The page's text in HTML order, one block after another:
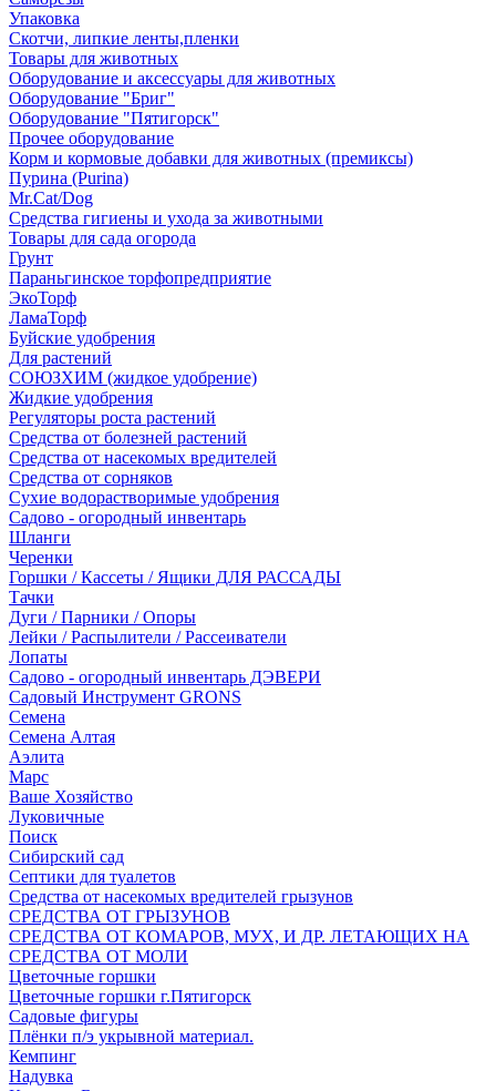
Упаковка
Скотчи, липкие ленты,пленки
Товары для животных
Оборудование и аксессуары для животных
Оборудование "Бриг"
Оборудование "Пятигорск"
Прочее оборудование
Корм и кормовые добавки для животных (премиксы)
Пурина (Purina)
Mr.Cat/Dog
Средства гигиены и ухода за животными
Товары для сада огорода
Грунт
Параньгинское торфопредприятие
ЭкоТорф
ЛамаТорф
Буйские удобрения
Для растений
СОЮЗХИМ (жидкое удобрение)
Жидкие удобрения
Регуляторы роста растений
Средства от болезней растений
Средства от насекомых вредителей
Средства от сорняков
Сухие водорастворимые удобрения
Садово - огородный инвентарь
Шланги
Черенки
Горшки / Кассеты / Ящики ДЛЯ РАССАДЫ
Тачки
Дуги / Парники / Опоры
Лейки / Распылители / Рассеиватели
Лопаты
Садово - огородный инвентарь ДЭВЕРИ
Садовый Инструмент GRONS
Семена
Семена Алтая
Аэлита
Марс
Ваше Хозяйство
Луковичные
Поиск
Сибирский сад
Септики для туалетов
Средства от насекомых вредителей грызунов
СPEДСТВА ОТ ГРЫЗУНОВ
СРЕДСТВА ОТ КОМАРОВ, МУХ, И ДР. ЛЕТАЮЩИХ НА
СРЕДСТВА ОТ МОЛИ
Цветочные горшки
Цветочные горшки г.Пятигорск
Садовые фигуры
Плёнки п/э укрывной материал.
Кемпинг
Надувка